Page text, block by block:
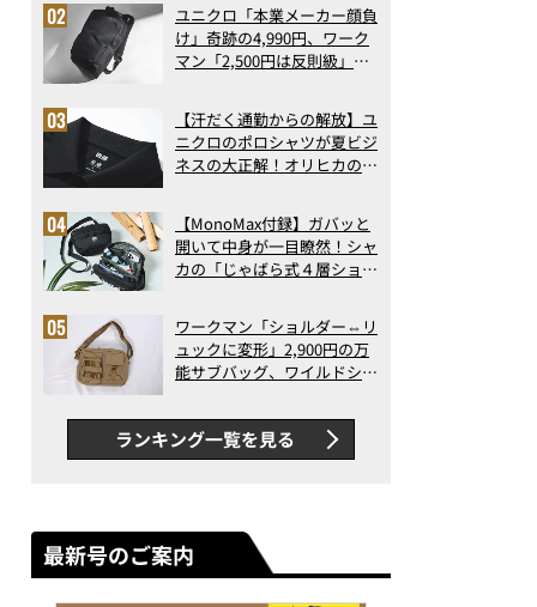
で決定版
ユニクロ「本業メーカー顔負
け」奇跡の4,990円、ワーク
マン「2,500円は反則級」凄
ト3】（2026年6月版）
【汗だく通勤からの解放】ユ
ニクロのポロシャツが夏ビジ
ネスの大正解！オリヒカの透
アの実力
【MonoMax付録】ガバッと
開いて中身が一目瞭然！シャ
カの「じゃばら式４層ショル
った！
ワークマン「ショルダー⇔リ
ュックに変形」2,900円の万
能サブバッグ、ワイルドシン
録…ほか【休日バッグの人気
記事ランキングベスト3】
（2026年6月版）
ランキング一覧を見る
最新号のご案内